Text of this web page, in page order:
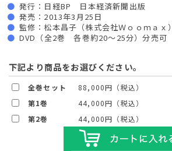
発行：日経BP 日本経済新聞出版
発売：2013年3月25日
監修：松本昌子（株式会社Ｗｏｏｍａｘ）
DVD（全2巻 各巻約20～25分）分売可
下記より商品をお選びください。
全巻セット
88,000円（税込）
第1巻
44,000円（税込）
第2巻
44,000円（税込）